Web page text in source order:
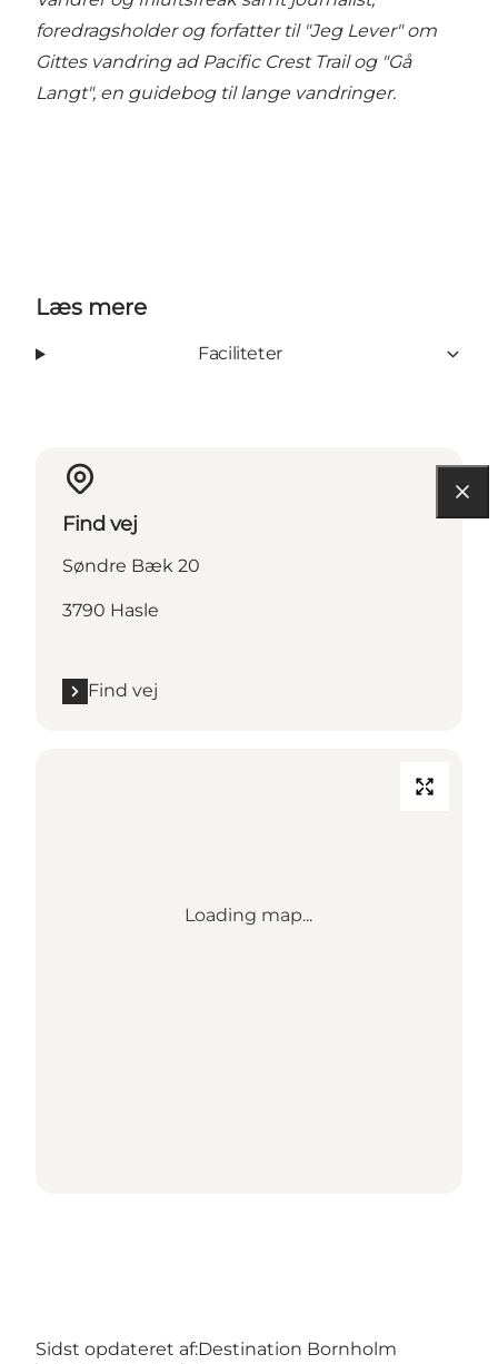
foredragsholder og forfatter til "Jeg Lever" om
Gittes vandring ad Pacific Crest Trail og "Gå
Langt", en guidebog til lange vandringer.
Læs mere
Faciliteter
Find vej
Søndre Bæk 20
3790 Hasle
Find vej
Loading map...
Sidst opdateret af:Destination Bornholm